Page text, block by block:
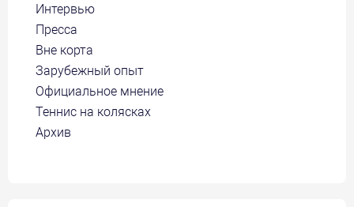
Интервью
Пресса
Вне корта
Зарубежный опыт
Официальное мнение
Теннис на колясках
Архив